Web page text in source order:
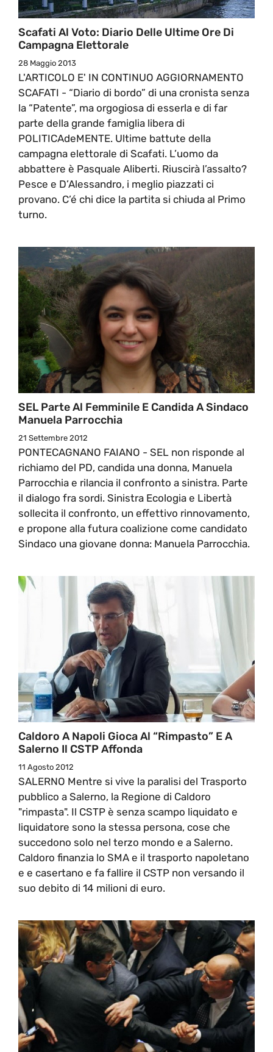
Scafati Al Voto: Diario Delle Ultime Ore Di
Campagna Elettorale
28 Maggio 2013
L'ARTICOLO E' IN CONTINUO AGGIORNAMENTO
SCAFATI - “Diario di bordo” di una cronista senza
la “Patente”, ma orgogiosa di esserla e di far
parte della grande famiglia libera di
POLITICAdeMENTE. Ultime battute della
campagna elettorale di Scafati. L’uomo da
abbattere è Pasquale Aliberti. Riuscirà l’assalto?
Pesce e D’Alessandro, i meglio piazzati ci
provano. C’é chi dice la partita si chiuda al Primo
turno.
SEL Parte Al Femminile E Candida A Sindaco
Manuela Parrocchia
21 Settembre 2012
PONTECAGNANO FAIANO - SEL non risponde al
richiamo del PD, candida una donna, Manuela
Parrocchia e rilancia il confronto a sinistra. Parte
il dialogo fra sordi. Sinistra Ecologia e Libertà
sollecita il confronto, un effettivo rinnovamento,
e propone alla futura coalizione come candidato
Sindaco una giovane donna: Manuela Parrocchia.
Caldoro A Napoli Gioca Al “rimpasto” E A
Salerno Il CSTP Affonda
11 Agosto 2012
SALERNO Mentre si vive la paralisi del Trasporto
pubblico a Salerno, la Regione di Caldoro
"rimpasta". Il CSTP è senza scampo liquidato e
liquidatore sono la stessa persona, cose che
succedono solo nel terzo mondo e a Salerno.
Caldoro finanzia lo SMA e il trasporto napoletano
e e casertano e fa fallire il CSTP non versando il
suo debito di 14 milioni di euro.